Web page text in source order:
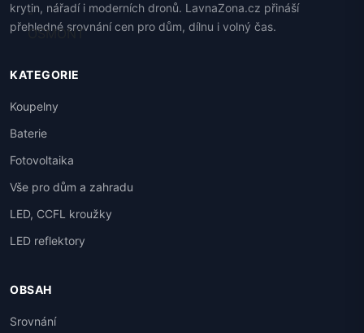
krytin, nářadí i moderních dronů. LavnaZona.cz přináší
přehledné srovnání cen pro dům, dílnu i volný čas.
KATEGORIE
Koupelny
Baterie
Fotovoltaika
Vše pro dům a zahradu
LED, CCFL kroužky
LED reflektory
OBSAH
Srovnání